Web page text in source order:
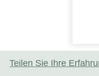
Teilen Sie Ihre